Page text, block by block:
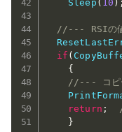
Sleep ( 10 ) ;
//--- RSIの値
if (
{
//--- コピー
return ;
}